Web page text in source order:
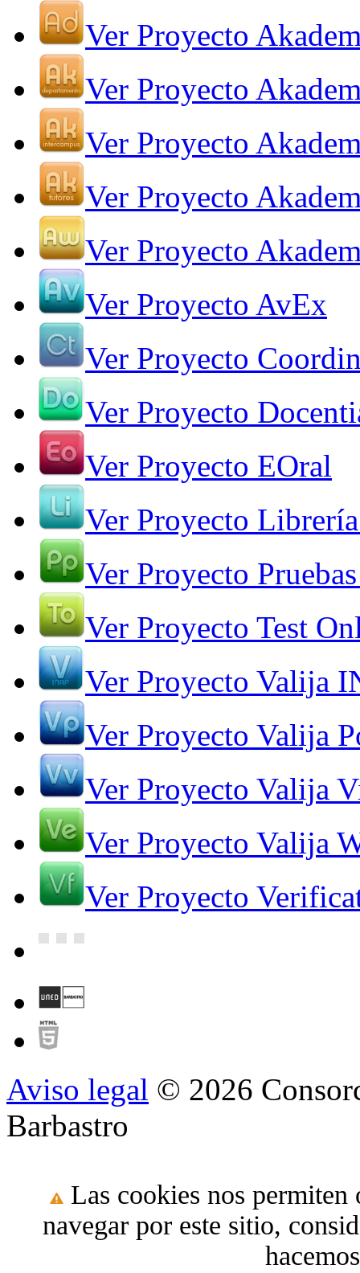
Ver Proyecto
Ver Proyecto
Ver Proyecto
Ver Proyecto
Ver Proyecto
Ver Proyecto AvEx
Ver Proyecto
Ver Proyecto
Ver Proyecto EOral
Ver Proyecto
Ver Proyecto
Ver Proyecto Test
Ver Proyecto Valija
Ver Proyecto Valija
Ver Proyecto Valija
Ver Proyecto Valija
Ver Proyecto
Aviso legal © 2026
Barbastro
Las cookies nos permiten
navegar por este sitio,